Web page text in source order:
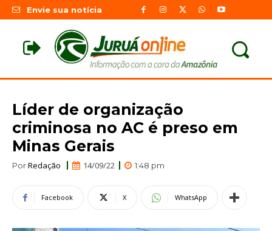
Envie sua notícia
Líder de organização
criminosa no AC é preso em
Minas Gerais
PorRedação 14/09/22 1:48 pm
Facebook X WhatsApp